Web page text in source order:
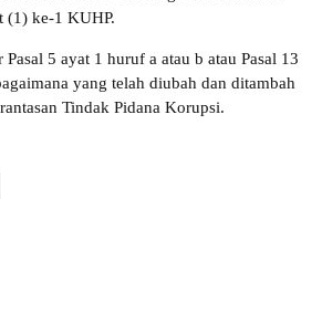
(1) ke-1 KUHP.
5 ayat 1 huruf a atau b atau Pasal 13
yang telah diubah dan ditambah
Tindak Pidana Korupsi.